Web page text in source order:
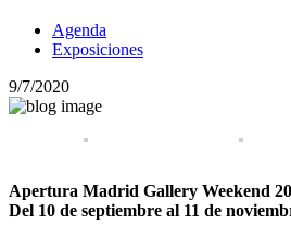
Agenda
Exposiciones
9/7/2020
Apertura Madrid Gallery Weekend
Del 10 de septiembre al 11 de